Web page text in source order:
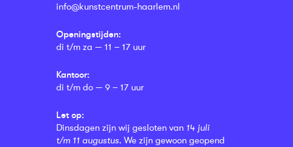
info@kunstcentrum-haarlem.nl
Openingstijden:
di t/m za — 11 – 17 uur
Kantoor:
di t/m do — 9 – 17 uur
Let op:
Dinsdagen zijn wij gesloten van 14 juli
t/m 11 augustus. We zijn gewoon geopend